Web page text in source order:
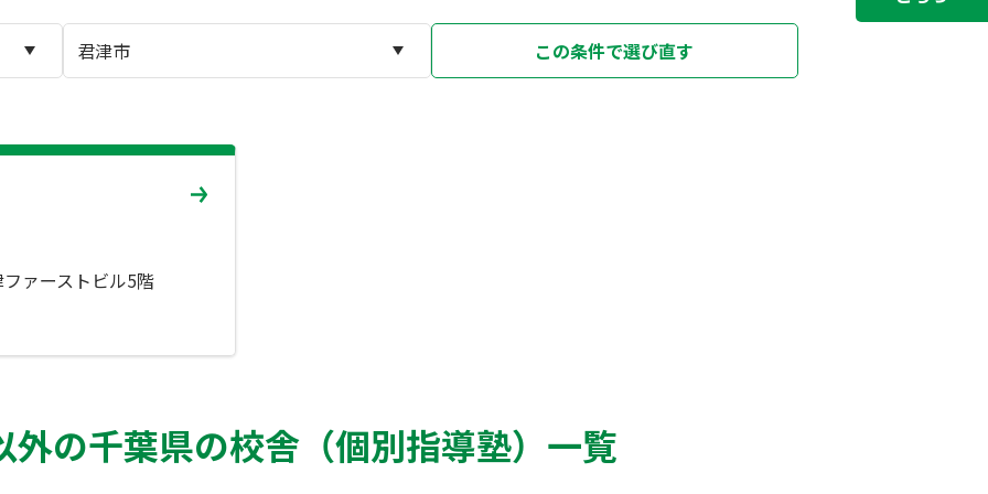
この条件で選び直す
ァーストビル5階
外の千葉県の校舎（個別指導塾）一覧